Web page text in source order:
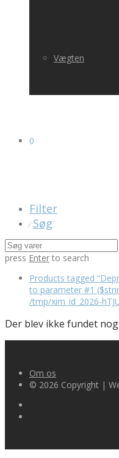
Vægten
0
Filter
⁄ Søg
press Enter to search
Products tagged
to parameter #1
/tmp/xim_id_2026-
Der blev ikke fundet
Om os
© 2026 Copyright |